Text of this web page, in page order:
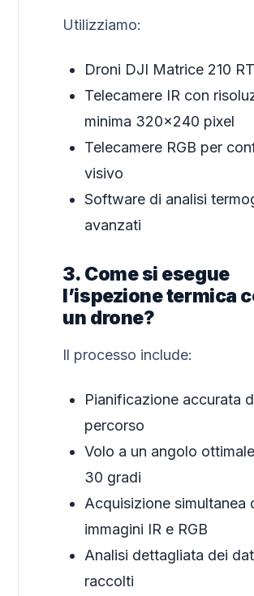
Utilizziamo:
Droni DJI Matrice 210
Telecamere IR con
minima 320×240 pixel
Telecamere RGB per
visivo
Software di analisi
avanzati
3. Come si esegue
l’ispezione termica
un drone?
Il processo include:
Pianificazione accurata
percorso
Volo a un angolo
30 gradi
Acquisizione simultanea
immagini IR e RGB
Analisi dettagliata dei
raccolti